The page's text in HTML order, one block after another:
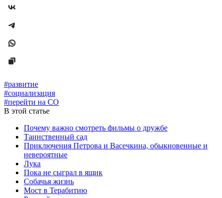
#развитие
#социализация
#перейти на СО
В этой статье
Почему важно смотреть фильмы о дружбе
Таинственный сад
Приключения Петрова и Васечкина, обыкновенные и
невероятные
Лука
Пока не сыграл в ящик
Собачья жизнь
Мост в Терабитию